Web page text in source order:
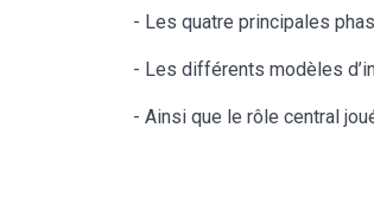
- Les quatre principales
- Les différents modèles
- Ainsi que le rôle central